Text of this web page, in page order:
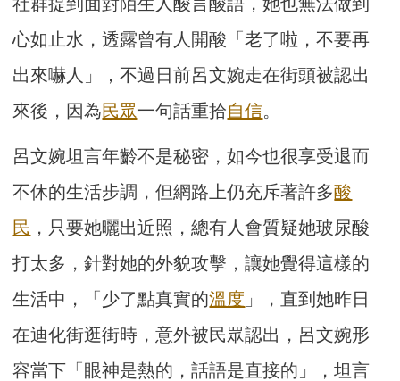
心如止水，透露曾有人開酸「老了啦，不要再
出來嚇人」，不過日前呂文婉走在街頭被認出
來後，因為民眾一句話重拾自信。
呂文婉坦言年齡不是秘密，如今也很享受退而
不休的生活步調，但網路上仍充斥著許多酸
民 ，只要她曬出近照，總有人會質疑她玻尿酸
打太多，針對她的外貌攻擊，讓她覺得這樣的
生活中，「少了點真實的溫度 」，直到她昨日
在迪化街逛街時，意外被民眾認出，呂文婉形
容當下「眼神是熱的，話語是直接的」，坦言